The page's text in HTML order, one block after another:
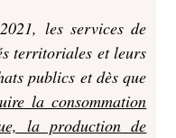
les services de
territoriales et leurs
publics et dès que
la consommation
la production de